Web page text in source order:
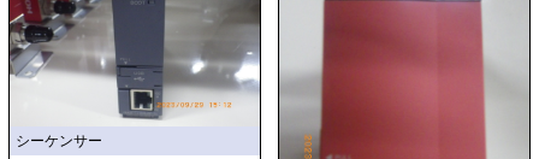
シーケンサー